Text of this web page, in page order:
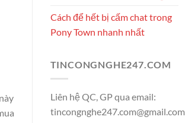
Cách để hết bị cấm chat trong
Pony Town nhanh nhất
TINCONGNGHE247.COM
Liên hệ QC, GP qua email:
tincongnghe247.com@gmail.com